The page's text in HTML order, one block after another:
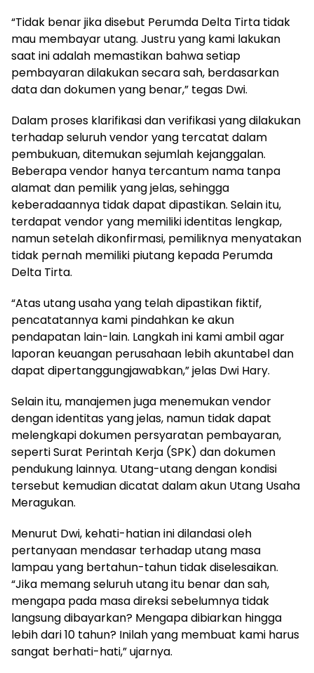
“Tidak benar jika disebut Perumda Delta Tirta tidak
mau membayar utang. Justru yang kami lakukan
saat ini adalah memastikan bahwa setiap
pembayaran dilakukan secara sah, berdasarkan
data dan dokumen yang benar,” tegas Dwi.
Dalam proses klarifikasi dan verifikasi yang dilakukan
terhadap seluruh vendor yang tercatat dalam
pembukuan, ditemukan sejumlah kejanggalan.
Beberapa vendor hanya tercantum nama tanpa
alamat dan pemilik yang jelas, sehingga
keberadaannya tidak dapat dipastikan. Selain itu,
terdapat vendor yang memiliki identitas lengkap,
namun setelah dikonfirmasi, pemiliknya menyatakan
tidak pernah memiliki piutang kepada Perumda
Delta Tirta.
“Atas utang usaha yang telah dipastikan fiktif,
pencatatannya kami pindahkan ke akun
pendapatan lain-lain. Langkah ini kami ambil agar
laporan keuangan perusahaan lebih akuntabel dan
dapat dipertanggungjawabkan,” jelas Dwi Hary.
Selain itu, manajemen juga menemukan vendor
dengan identitas yang jelas, namun tidak dapat
melengkapi dokumen persyaratan pembayaran,
seperti Surat Perintah Kerja (SPK) dan dokumen
pendukung lainnya. Utang-utang dengan kondisi
tersebut kemudian dicatat dalam akun Utang Usaha
Meragukan.
Menurut Dwi, kehati-hatian ini dilandasi oleh
pertanyaan mendasar terhadap utang masa
lampau yang bertahun-tahun tidak diselesaikan.
“Jika memang seluruh utang itu benar dan sah,
mengapa pada masa direksi sebelumnya tidak
langsung dibayarkan? Mengapa dibiarkan hingga
lebih dari 10 tahun? Inilah yang membuat kami harus
sangat berhati-hati,” ujarnya.